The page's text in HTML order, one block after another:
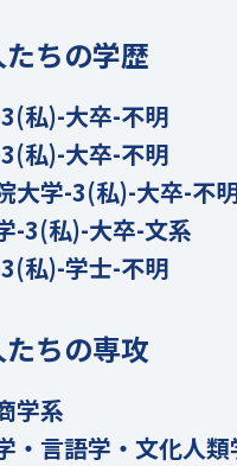
ちの学歴
私)-大卒-不明
私)-大卒-不明
大学-3(私)-大卒-不
-3(私)-大卒-文系
私)-学士-不明
ちの専攻
学系
・言語学・文化人